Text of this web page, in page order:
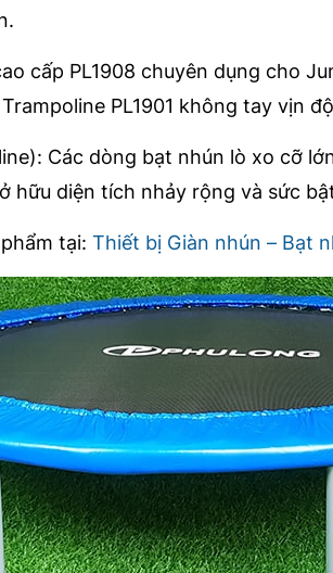
cấp PL1908 chuyên dụng cho
PL1901 không tay vịn
Các dòng bạt nhún lò xo cỡ
hữu diện tích nhảy rộng và sức
tại: Thiết bị Giàn nhún – Bạt